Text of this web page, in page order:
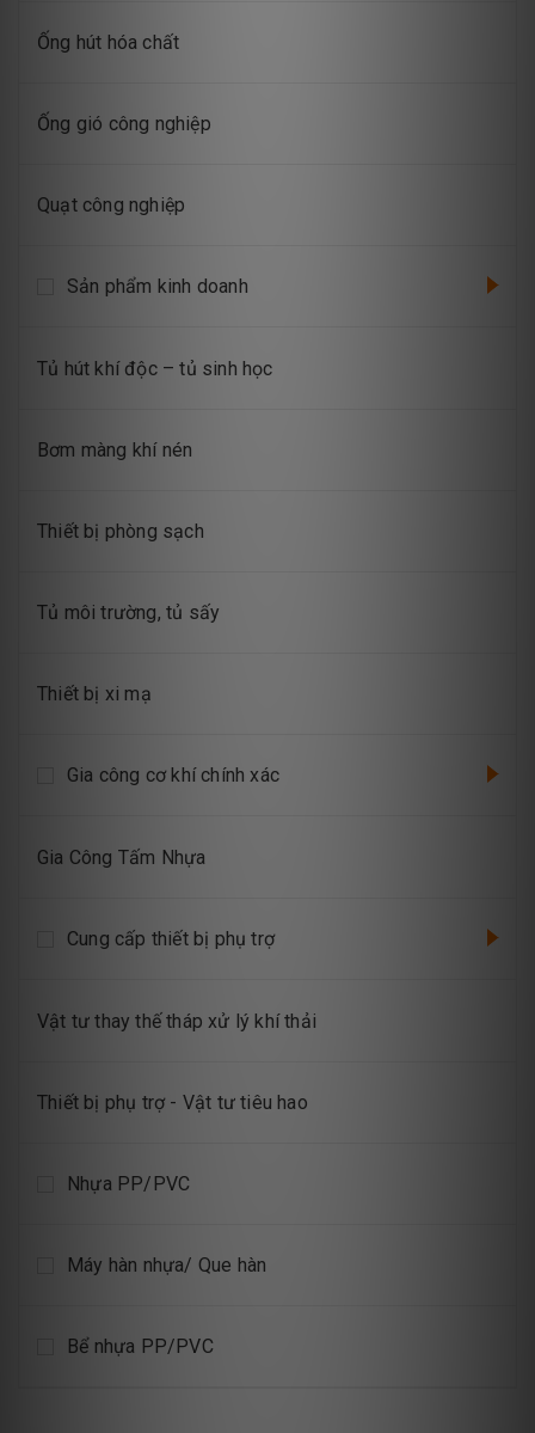
Ống hút hóa chất
Ống gió công nghiệp
Quạt công nghiệp
Sản phẩm kinh doanh
Tủ hút khí độc – tủ sinh học
Bơm màng khí nén
Thiết bị phòng sạch
Tủ môi trường, tủ sấy
Thiết bị xi mạ
Gia công cơ khí chính xác
Gia Công Tấm Nhựa
Cung cấp thiết bị phụ trợ
Vật tư thay thế tháp xử lý khí thải
Thiết bị phụ trợ - Vật tư tiêu hao
Nhựa PP/PVC
Máy hàn nhựa/ Que hàn
Bể nhựa PP/PVC